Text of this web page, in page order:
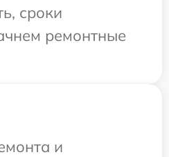
сроки
ремонтные
и